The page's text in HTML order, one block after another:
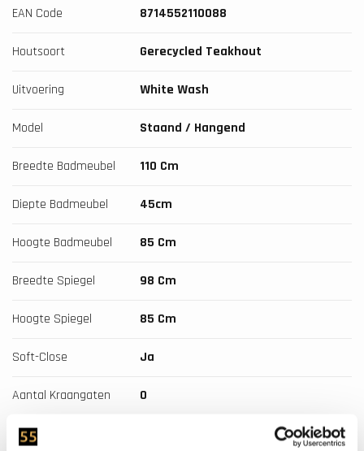
EAN Code 8714552110088
Houtsoort Gerecycled Teakhout
Uitvoering White Wash
Model Staand / Hangend
Breedte Badmeubel 110 Cm
Diepte Badmeubel 45cm
Hoogte Badmeubel 85 Cm
Breedte Spiegel 98 Cm
Hoogte Spiegel 85 Cm
Soft-Close Ja
Aantal Kraangaten 0
Waskom